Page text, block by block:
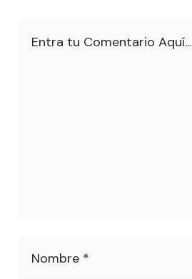
Entra tu Comentario Aquí...
Nombre *